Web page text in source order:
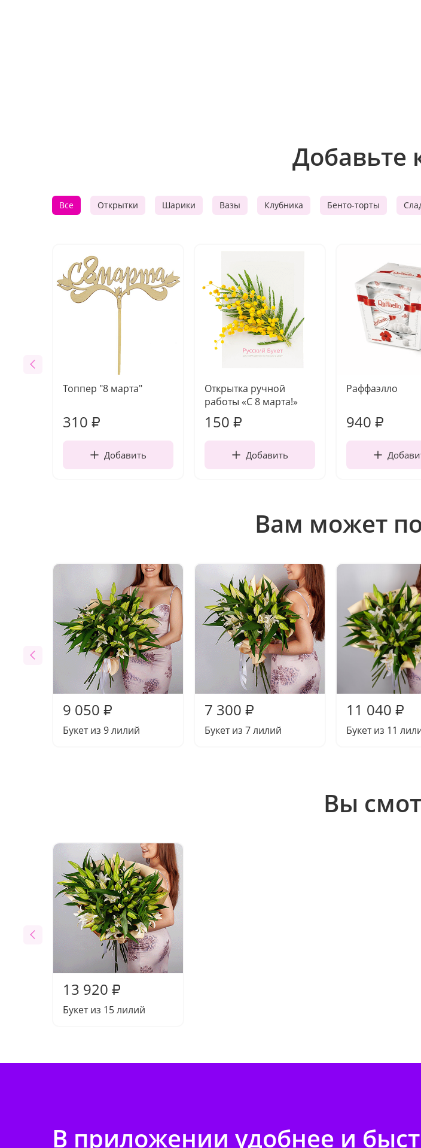
Добавьте
Все Открытки Шарики Вазы Клубника Бенто-торты
Топпер "8 марта"
310 ₽
Добавить
Открытка ручной
работы «С 8 марта!»
150 ₽
Добавить
Раффаэлло
940 ₽
Вам может
9 050 ₽
Букет из 9 лилий
7 300 ₽
Букет из 7 лилий
11 040 ₽
Букет из 11
Вы
13 920 ₽
Букет из 15 лилий
В приложении удобнее и